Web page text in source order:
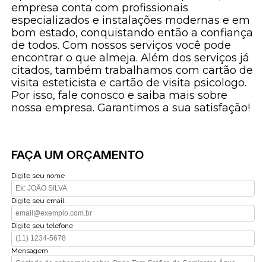
empresa conta com profissionais
especializados e instalações modernas e em
bom estado, conquistando então a confiança
de todos. Com nossos serviços você pode
encontrar o que almeja. Além dos serviços já
citados, também trabalhamos com cartão de
visita esteticista e cartão de visita psicologo.
Por isso, fale conosco e saiba mais sobre
nossa empresa. Garantimos a sua satisfação!
FAÇA UM ORÇAMENTO
Digite seu nome
Digite seu email
Digite seu telefone
Mensagem